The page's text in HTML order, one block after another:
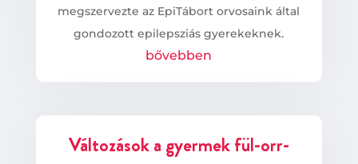
megszervezte az EpiTábort orvosaink által
gondozott epilepsziás gyerekeknek.
bővebben
Változások a gyermek fül-orr-